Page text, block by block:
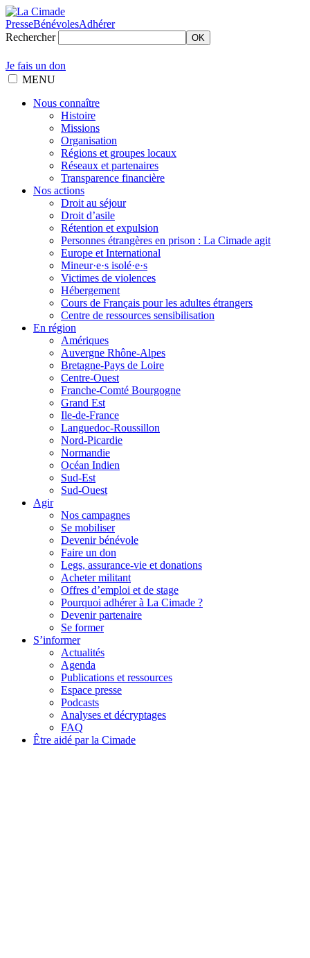
PresseBénévolesAdhérer
Rechercher
OK
Je fais un don
MENU
Nous connaître
Histoire
Missions
Organisation
Régions et groupes locaux
Réseaux et partenaires
Transparence financière
Nos actions
Droit au séjour
Droit d’asile
Rétention et expulsion
Personnes étrangères en prison : La Cimade agit
Europe et International
Mineur·e·s isolé·e·s
Victimes de violences
Hébergement
Cours de Français pour les adultes étrangers
Centre de ressources sensibilisation
En région
Amériques
Auvergne Rhône-Alpes
Bretagne-Pays de Loire
Centre-Ouest
Franche-Comté Bourgogne
Grand Est
Ile-de-France
Languedoc-Roussillon
Nord-Picardie
Normandie
Océan Indien
Sud-Est
Sud-Ouest
Agir
Nos campagnes
Se mobiliser
Devenir bénévole
Faire un don
Legs, assurance-vie et donations
Acheter militant
Offres d’emploi et de stage
Pourquoi adhérer à La Cimade ?
Devenir partenaire
Se former
S’informer
Actualités
Agenda
Publications et ressources
Espace presse
Podcasts
Analyses et décryptages
FAQ
Être aidé par la Cimade